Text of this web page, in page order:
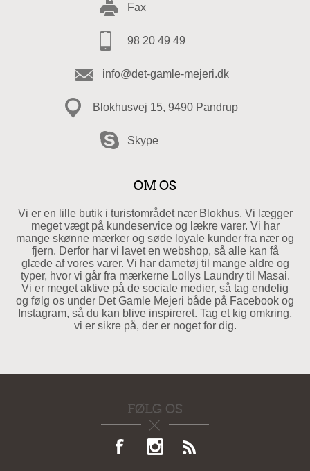
Fax
98 20 49 49
info@det-gamle-mejeri.dk
Blokhusvej 15, 9490 Pandrup
Skype
OM OS
Vi er en lille butik i turistområdet nær Blokhus. Vi lægger
meget vægt på kundeservice og lækre varer. Vi har
mange skønne mærker og søde loyale kunder fra nær og
fjern. Derfor har vi lavet en webshop, så alle kan få
glæde af vores varer. Vi har dametøj til mange aldre og
typer, hvor vi går fra mærkerne Lollys Laundry til Masai.
Vi er meget aktive på de sociale medier, så tag endelig
og følg os under Det Gamle Mejeri både på Facebook og
Instagram, så du kan blive inspireret. Tag et kig omkring,
vi er sikre på, der er noget for dig.
FØLG OS